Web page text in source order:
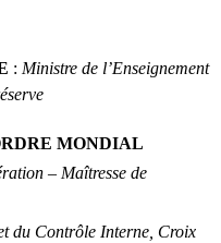
: Ministre de l’Enseignement
MONDIAL
– Maîtresse de
du Contrôle Interne, Croix